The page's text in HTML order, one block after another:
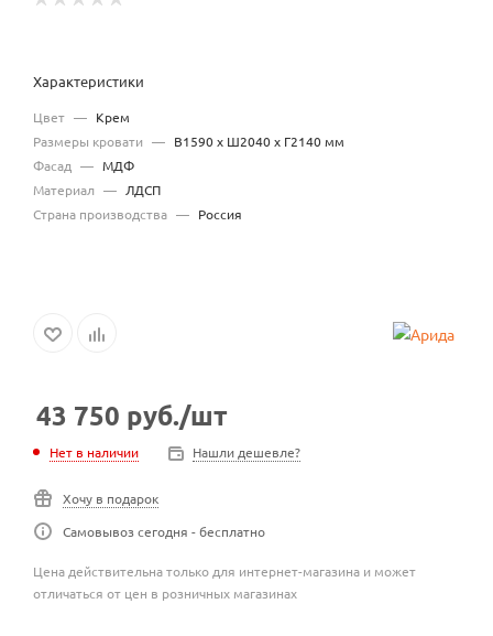
Характеристики
Цвет — Крем
Размеры кровати — В1590 x Ш2040 x Г2140 мм
Фасад — МДФ
Материал — ЛДСП
Страна производства — Россия
43 750 руб./шт
Нет в наличии Нашли дешевле?
Хочу в подарок
Самовывоз сегодня - бесплатно
Цена действительна только для интернет-магазина и может
отличаться от цен в розничных магазинах